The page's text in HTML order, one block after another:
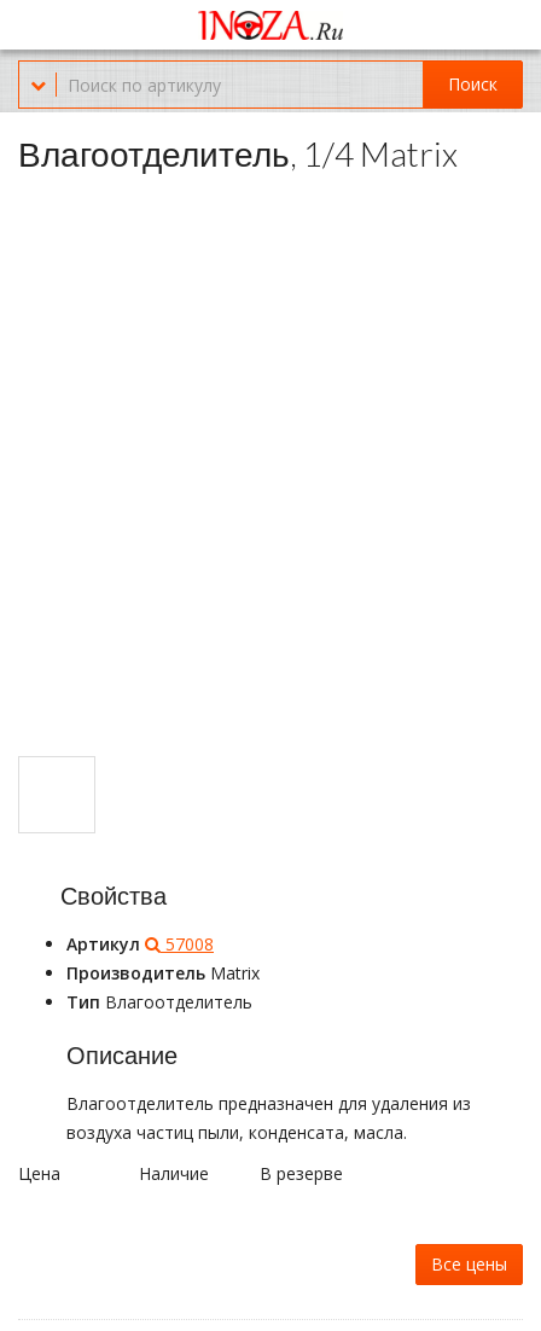
Офис обслуживания г.Краснодар (KRD) Куликова Поля 2 (магазин
Нож-мясо)
8-(967)-300-69-11
Поиск
Влагоотделитель, 1/4 Matrix
Свойства
Артикул
57008
Производитель Matrix
Тип Влагоотделитель
Описание
Влагоотделитель предназначен для удаления из
воздуха частиц пыли, конденсата, масла.
Цена
Наличие В резерве
Все цены